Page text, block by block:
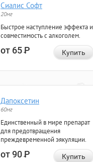
Сиалис Софт
20мг
Быстрое наступление эффекта и
совместимость с алкоголем.
от 65Р Купить
Дапоксетин
60мг
Единственный в мире препарат
для предотвращения
преждевременной эякуляции.
от 90Р Купить